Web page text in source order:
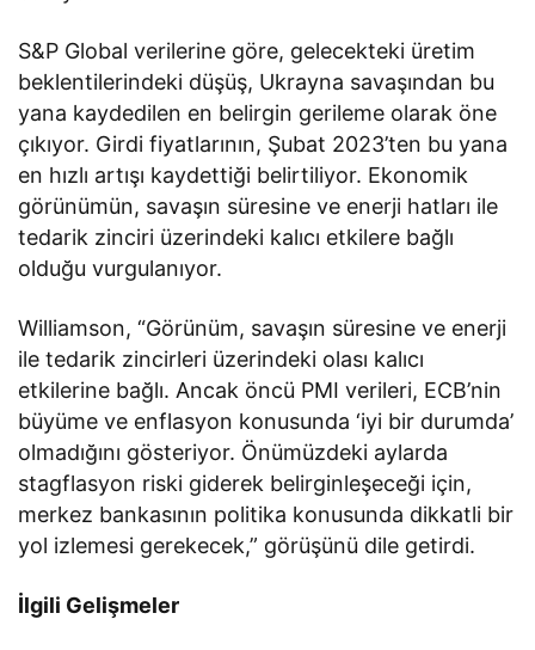
S&P Global verilerine göre, gelecekteki üretim
beklentilerindeki düşüş, Ukrayna savaşından bu
yana kaydedilen en belirgin gerileme olarak öne
çıkıyor. Girdi fiyatlarının, Şubat 2023’ten bu yana
en hızlı artışı kaydettiği belirtiliyor. Ekonomik
görünümün, savaşın süresine ve enerji hatları ile
tedarik zinciri üzerindeki kalıcı etkilere bağlı
olduğu vurgulanıyor.
Williamson, “Görünüm, savaşın süresine ve enerji
ile tedarik zincirleri üzerindeki olası kalıcı
etkilerine bağlı. Ancak öncü PMI verileri, ECB’nin
büyüme ve enflasyon konusunda ‘iyi bir durumda’
olmadığını gösteriyor. Önümüzdeki aylarda
stagflasyon riski giderek belirginleşeceği için,
merkez bankasının politika konusunda dikkatli bir
yol izlemesi gerekecek,” görüşünü dile getirdi.
İlgili Gelişmeler